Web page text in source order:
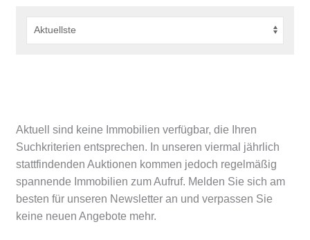
Aktuell sind keine Immobilien verfügbar, die Ihren
Suchkriterien entsprechen. In unseren viermal jährlich
stattfindenden Auktionen kommen jedoch regelmäßig
spannende Immobilien zum Aufruf. Melden Sie sich am
besten für unseren Newsletter an und verpassen Sie
keine neuen Angebote mehr.